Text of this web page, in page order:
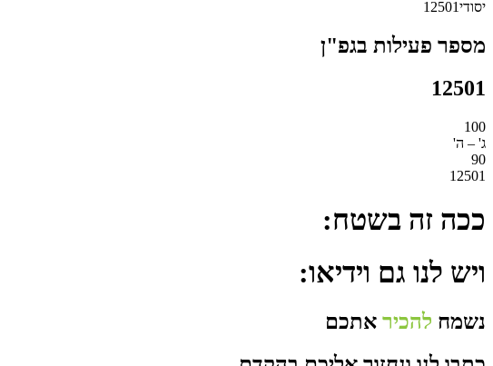
יסודי12501
מספר פעילות בגפ"ן
12501
100
ג' – ה'
90
12501
ככה זה בשטח:
ויש לנו גם וידיאו:
נשמח להכיר אתכם